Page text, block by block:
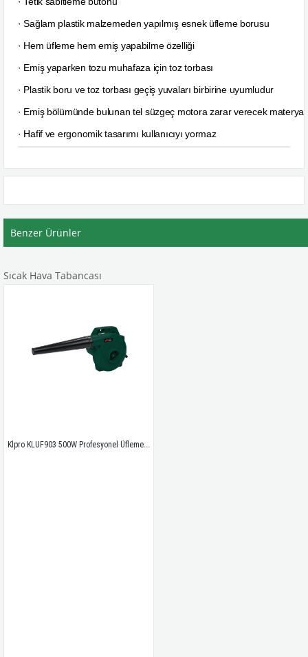
· Sağlam plastik malzemeden yapılmış esnek üfleme borusu
· Hem üfleme hem emiş yapabilme özelliği
· Emiş yaparken tozu muhafaza için toz torbası
· Plastik boru ve toz torbası geçiş yuvaları birbirine uyumludur
· Emiş bölümünde bulunan tel süzgeç motora zarar verecek
· Hafif ve ergonomik tasarımı kullanıcıyı yormaz
Benzer Ürünler
Sıcak Hava Tabancası
Klpro KLUF903 500W Profesyonel Üfleme Makinesi